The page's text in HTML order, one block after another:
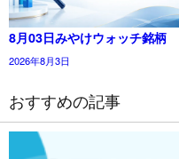
8月03日みやけウォッチ銘柄
2026年8月3日
おすすめの記事